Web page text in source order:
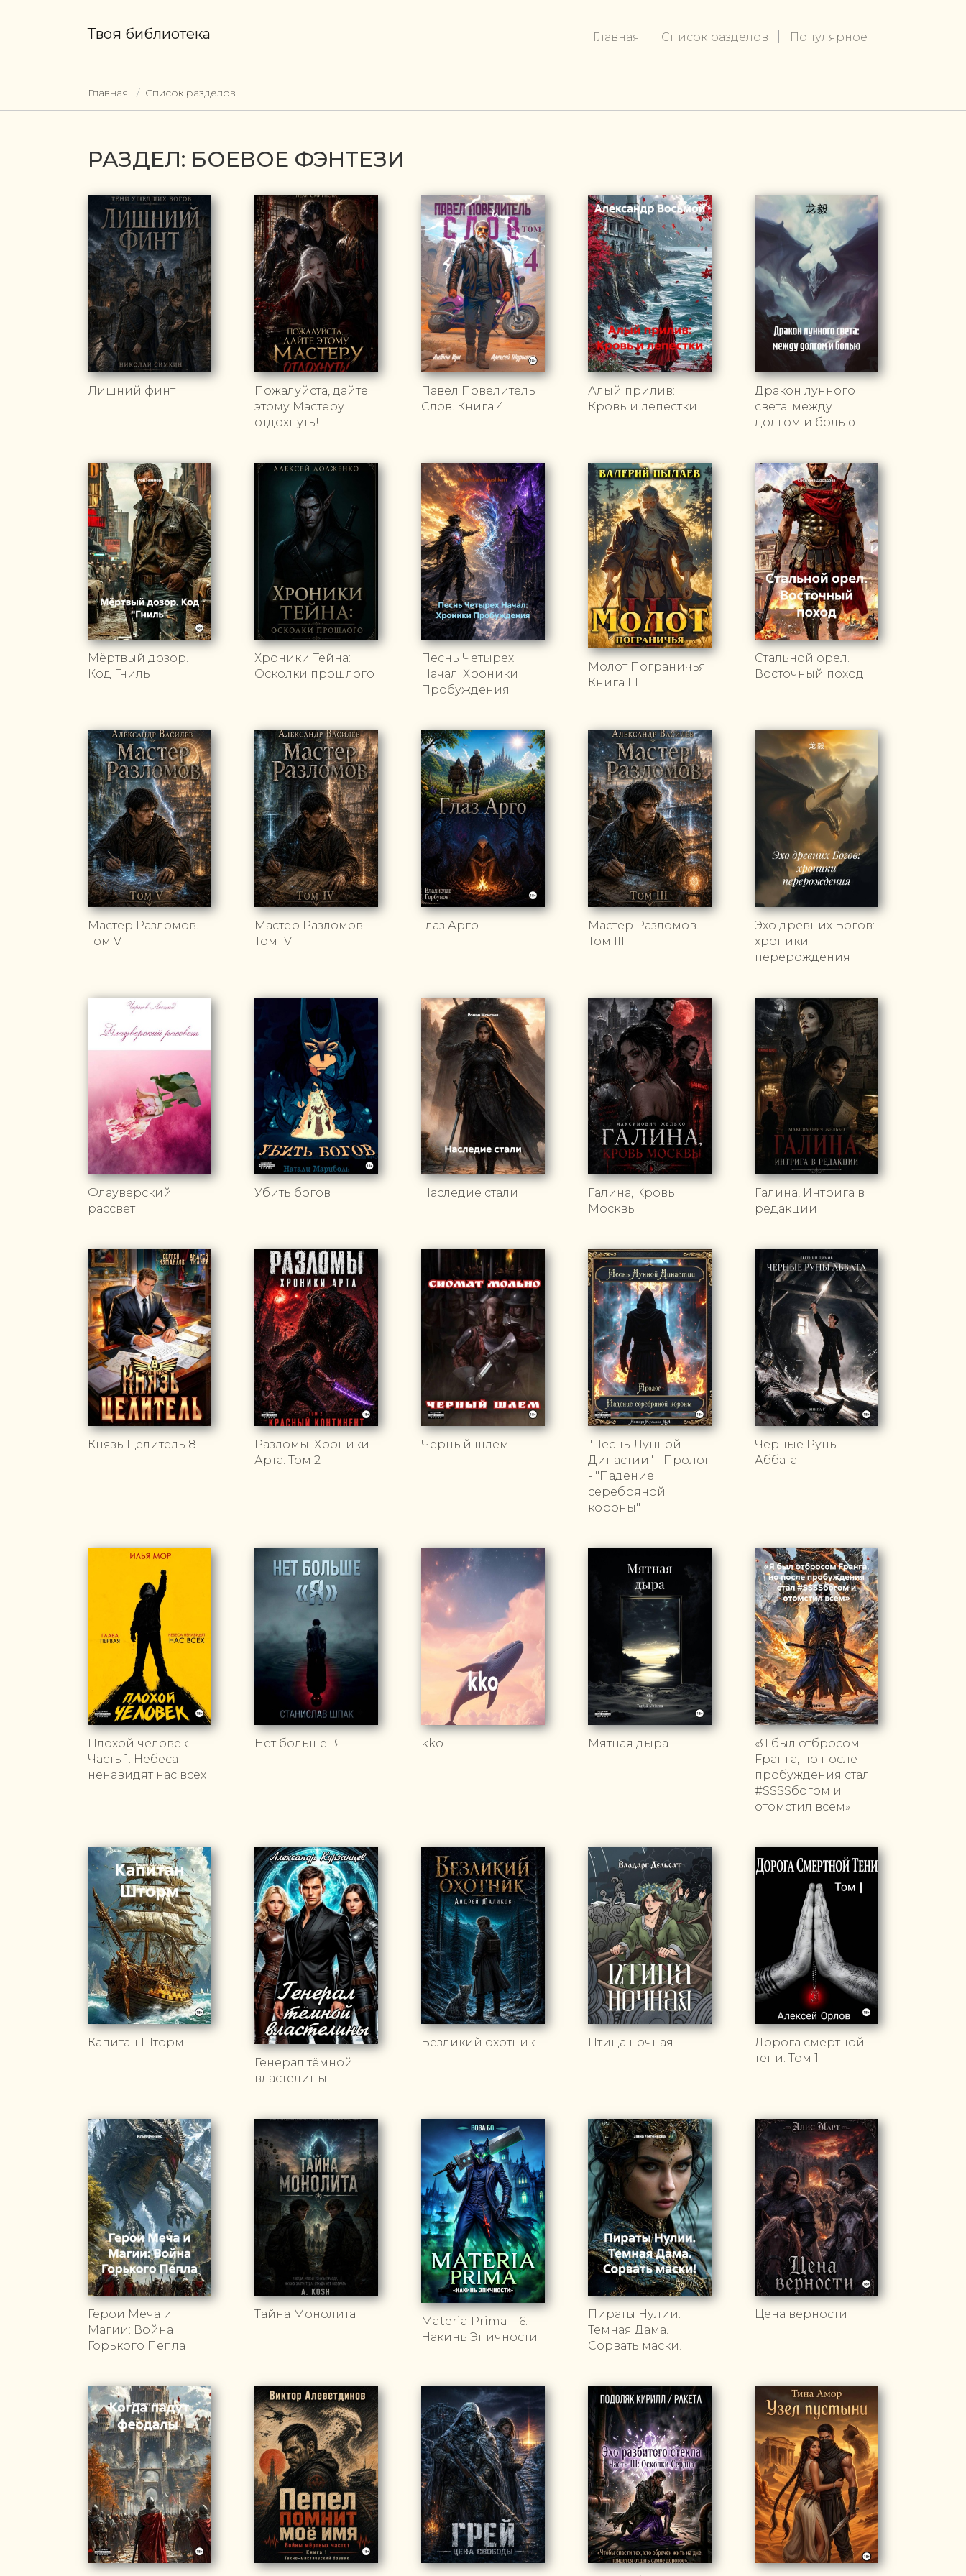
Твоя библиотека Главная Список разделов Популярное
Главная Список разделов
РАЗДЕЛ: БОЕВОЕ ФЭНТЕЗИ
Лишний финт
Пожалуйста, дайте
этому Мастеру
отдохнуть!
Павел Повелитель
Слов. Книга 4
Алый прилив:
Кровь и лепестки
Дракон лунного
света: между
долгом и болью
Мёртвый дозор.
Код Гниль
Хроники Тейна:
Осколки прошлого
Песнь Четырех
Начал: Хроники
Пробуждения
Молот Пограничья.
Книга III
Стальной орел.
Восточный поход
Мастер Разломов.
Том V
Мастер Разломов.
Том IV
Глаз Арго
Мастер Разломов.
Том III
Эхо древних Богов:
хроники
перерождения
Флауверский
рассвет
Убить богов Наследие стали
Галина, Кровь
Москвы
Галина, Интрига в
редакции
Князь Целитель 8
Разломы. Хроники
Арта. Том 2
Черный шлем
"Песнь Лунной
Династии" - Пролог
- "Падение
серебряной
короны"
Черные Руны
Аббата
Плохой человек.
Часть 1. Небеса
ненавидят нас всех
Нет больше "Я" kko Мятная дыра
«Я был отбросом
Fранга, но после
пробуждения стал
#SSSSбогом и
отомстил всем»
Капитан Шторм
Генерал тёмной
властелины
Безликий охотник Птица ночная
Дорога смертной
тени. Том 1
Герои Меча и
Магии: Война
Горького Пепла
Тайна Монолита
Materia Prima – 6.
Накинь Эпичности
Пираты Нулии.
Темная Дама.
Сорвать маски!
Цена верности